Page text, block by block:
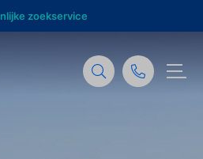
zoekservice